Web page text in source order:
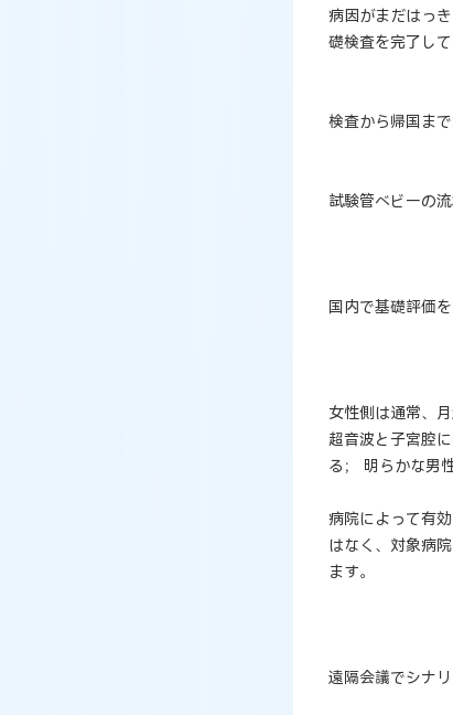
病因がまだはっ
礎検査を完了し
検査から帰国ま
試験管ベビーの
国内で基礎評価
女性側は通常、
超音波と子宮腔
る； 明らかな男
病院によって有
はなく、対象病
ます。
遠隔会議でシナ